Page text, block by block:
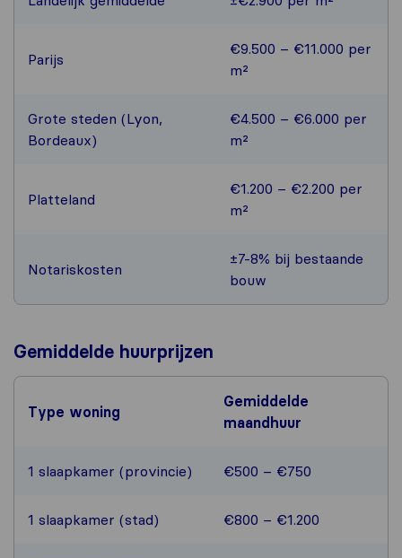
Parijs
€9.500 – €11.000 per
m²
Grote steden (Lyon,
Bordeaux)
€4.500 – €6.000 per
m²
Platteland
€1.200 – €2.200 per
m²
Notariskosten
±7-8% bij bestaande
bouw
Gemiddelde huurprijzen
Type woning
Gemiddelde
maandhuur
1 slaapkamer (provincie) €500 – €750
1 slaapkamer (stad) €800 – €1.200